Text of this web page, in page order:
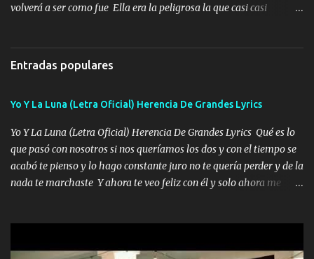
volverá a ser como fue Ella era la peligrosa la que casi casi
años solo pienso en ti mami no me crees se que no me crees
Música Amar me duele estoy rodeado de mujeres pero solo
pasión en la troca tus labios besándome yo quitándote la ropa no
quiero que sea nunca con otra yo quiero llevarte a la Luna y si
quieres en ese momento te pido que seas mi esposa Chingada
madre no quiero dejar de tenerte no ayuda la p'uta loquera y al
chile quisiera ser menos de ti dependiente la pinche tristeza me
encierra princesa tu sabes que nunca saldras de mi mente Ella era
Entradas populares
Yo Y La Luna (Letra Oficial) Herencia De Grandes Lyrics
Yo Y La Luna (Letra Oficial) Herencia De Grandes Lyrics Qué es lo
que pasó con nosotros si nos queríamos los dos y con el tiempo se
acabó te pienso y lo hago constante juro no te quería perder y de la
nada te marchaste Y ahora te veo feliz con él y solo ahora me
pero eso ya no va a pasar me perderé en la soledad Porque me